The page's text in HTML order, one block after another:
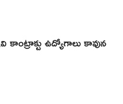
కాంట్రాక్టు ఉద్యోగాలు కావున